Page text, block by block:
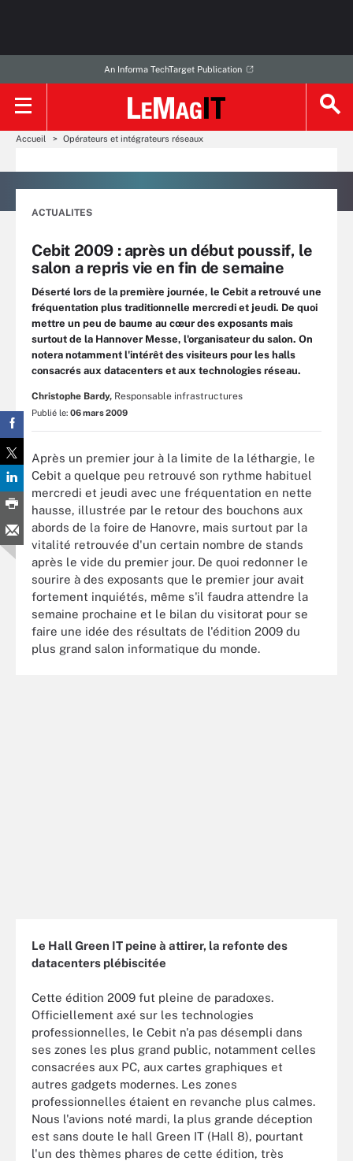
An Informa TechTarget Publication
Accueil Opérateurs et intégrateurs réseaux
ACTUALITES
Cebit 2009 : après un début poussif, le
salon a repris vie en fin de semaine
Déserté lors de la première journée, le Cebit a retrouvé une
fréquentation plus traditionnelle mercredi et jeudi. De quoi
mettre un peu de baume au cœur des exposants mais
surtout de la Hannover Messe, l'organisateur du salon. On
notera notamment l'intérêt des visiteurs pour les halls
consacrés aux datacenters et aux technologies réseau.
Christophe Bardy, Responsable infrastructures
Publié le: 06 mars 2009
Après un premier jour à la limite de la léthargie, le
Cebit a quelque peu retrouvé son rythme habituel
mercredi et jeudi avec une fréquentation en nette
hausse, illustrée par le retour des bouchons aux
abords de la foire de Hanovre, mais surtout par la
vitalité retrouvée d'un certain nombre de stands
après le vide du premier jour. De quoi redonner le
sourire à des exposants que le premier jour avait
fortement inquiétés, même s'il faudra attendre la
semaine prochaine et le bilan du visitorat pour se
faire une idée des résultats de l'édition 2009 du
plus grand salon informatique du monde.
Le Hall Green IT peine à attirer, la refonte des
datacenters plébiscitée
Cette édition 2009 fut pleine de paradoxes.
Officiellement axé sur les technologies
professionnelles, le Cebit n'a pas désempli dans
ses zones les plus grand public, notamment celles
consacrées aux PC, aux cartes graphiques et
autres gadgets modernes. Les zones
professionnelles étaient en revanche plus calmes.
Nous l'avions noté mardi, la plus grande déception
est sans doute le hall Green IT (Hall 8), pourtant
l'un des thèmes phares de cette édition, très